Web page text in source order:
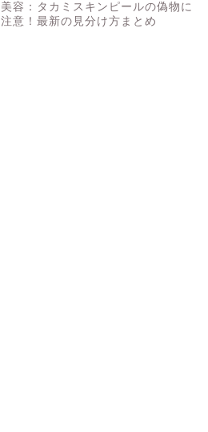
美容：タカミスキンピールの偽物に
注意！最新の見分け方まとめ